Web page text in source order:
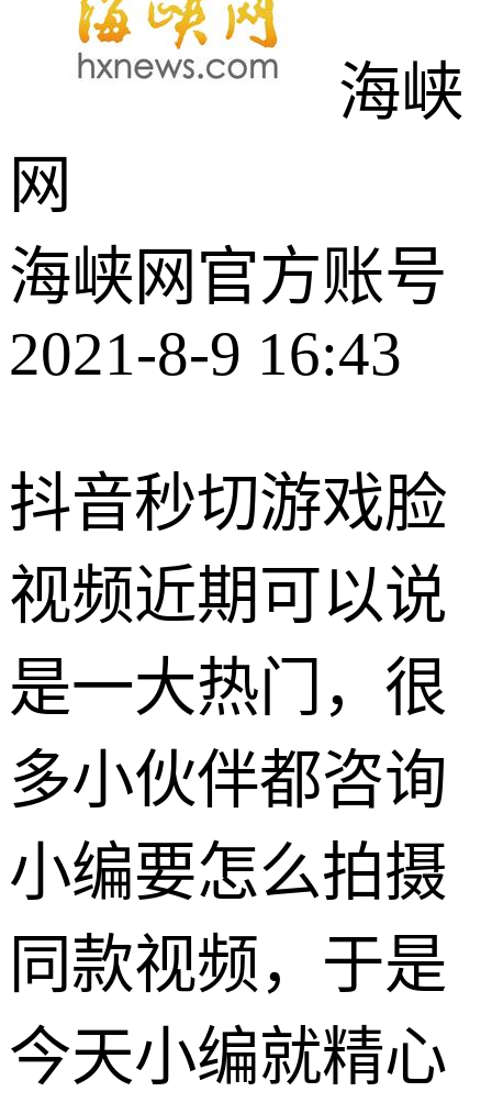
海峡
网
海峡网官方账号
2021-8-9 16:43
抖音秒切游戏脸
视频近期可以说
是一大热门，很
多小伙伴都咨询
小编要怎么拍摄
同款视频，于是
今天小编就精心